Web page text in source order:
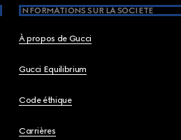
INFORMATIONS SUR LA SOCIETE
À propos de Gucci
Gucci Equilibrium
Code éthique
Carrières